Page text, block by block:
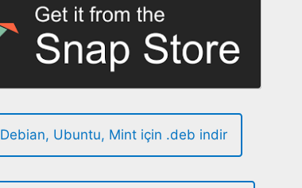
Debian, Ubuntu, Mint için .deb indir